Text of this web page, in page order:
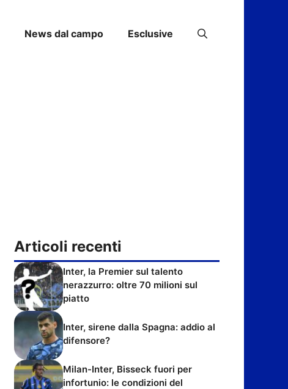
News dal campo Esclusive
Articoli recenti
Inter, la Premier sul talento
nerazzurro: oltre 70 milioni sul
piatto
Inter, sirene dalla Spagna: addio al
difensore?
Milan-Inter, Bisseck fuori per
infortunio: le condizioni del